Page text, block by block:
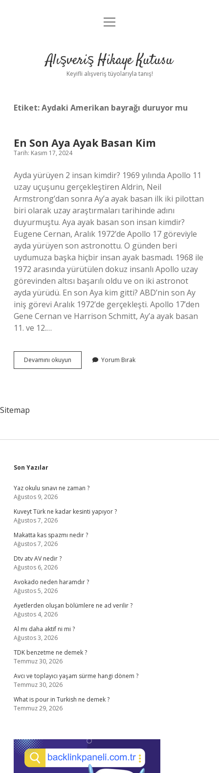
Anasayfa
Yasal Uyarı
menüyü
Alışveriş Hikaye Kutusu
Keyifli alışveriş tüyolarıyla tanış!
Etiket:Aydaki Amerikan bayrağı duruyor mu
En Son Aya Ayak Basan Kim
Tarih: Kasım 17, 2024
Ayda yürüyen 2 insan kimdir? 1969 yılında Apollo 11
uzay uçuşunu gerçekleştiren Aldrin, Neil
Armstrong’dan sonra Ay’a ayak basan ilk iki pilottan
biri olarak uzay araştırmaları tarihinde adını
duyurmuştu. Aya ayak basan son insan kimdir?
Eugene Cernan, Aralık 1972’de Apollo 17 göreviyle
ayda yürüyen son astronottu. O günden beri
uydumuza başka hiçbir insan ayak basmadı. 1968 ile
1972 arasında yürütülen dokuz insanlı Apollo uzay
görevinden altısı başarılı oldu ve on iki astronot
ayda yürüdü. En son Aya kim gitti? ABD’nin son Ay
iniş görevi Aralık 1972’de gerçekleşti. Apollo 17’den
Gene Cernan ve Harrison Schmitt, Ay’a ayak basan
11. ve 12.…
Devamını okuyun
Son
Yorum Bırak
Sitemap
Sidebar
Son Yazılar
Yaz okulu sınavı ne zaman ?
Ağustos 9, 2026
Kuveyt Türk ne kadar kesinti yapıyor ?
Ağustos 7, 2026
Makatta kas spazmı nedir ?
Ağustos 7, 2026
Dtv atv AV nedir ?
Ağustos 6, 2026
Avokado neden haramdır ?
Ağustos 5, 2026
Ayetlerden oluşan bölümlere ne ad verilir ?
Ağustos 4, 2026
Al mı daha aktif ni mi ?
Ağustos 3, 2026
TDK benzetme ne demek ?
Temmuz 30, 2026
Avcı ve toplayıcı yaşam sürme hangi dönem ?
Temmuz 30, 2026
What is pour in Turkish ne demek ?
Temmuz 29, 2026